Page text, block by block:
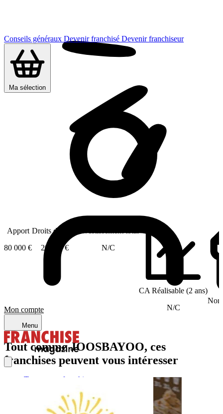
Conseils généraux Devenir franchisé Devenir franchiseur
Ma sélection
Mon compte
Menu
Trouver ma franchise
Actualités de la franchise
Apport
80 000 €
Droits d'entrée
20 000 €
N/C
CA Réalisable (2 ans)
N/C
Tout comme JOOSBAYOO, ces
franchises peuvent vous intéresser